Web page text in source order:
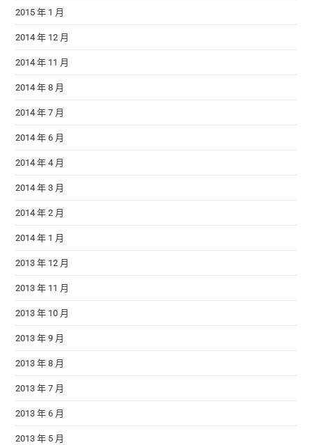
2015 年 1 月
2014 年 12 月
2014 年 11 月
2014 年 8 月
2014 年 7 月
2014 年 6 月
2014 年 4 月
2014 年 3 月
2014 年 2 月
2014 年 1 月
2013 年 12 月
2013 年 11 月
2013 年 10 月
2013 年 9 月
2013 年 8 月
2013 年 7 月
2013 年 6 月
2013 年 5 月